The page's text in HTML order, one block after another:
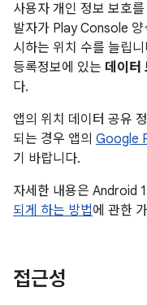
사용자 개인 정보 보호
발자가 Play Console
시하는 위치 수를 늘립
등록정보에 있는 데이터
다.
앱의 위치 데이터 공유
되는 경우 앱의 Google
기 바랍니다.
자세한 내용은 Android
되게 하는 방법에 관한
접근성